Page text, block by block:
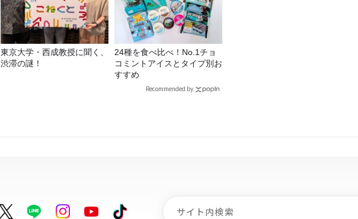
東京大学・西成教授に聞く、
渋滞の謎！
24種を食べ比べ！No.1チョ
コミントアイスとタイプ別お
すすめ
Recommended by